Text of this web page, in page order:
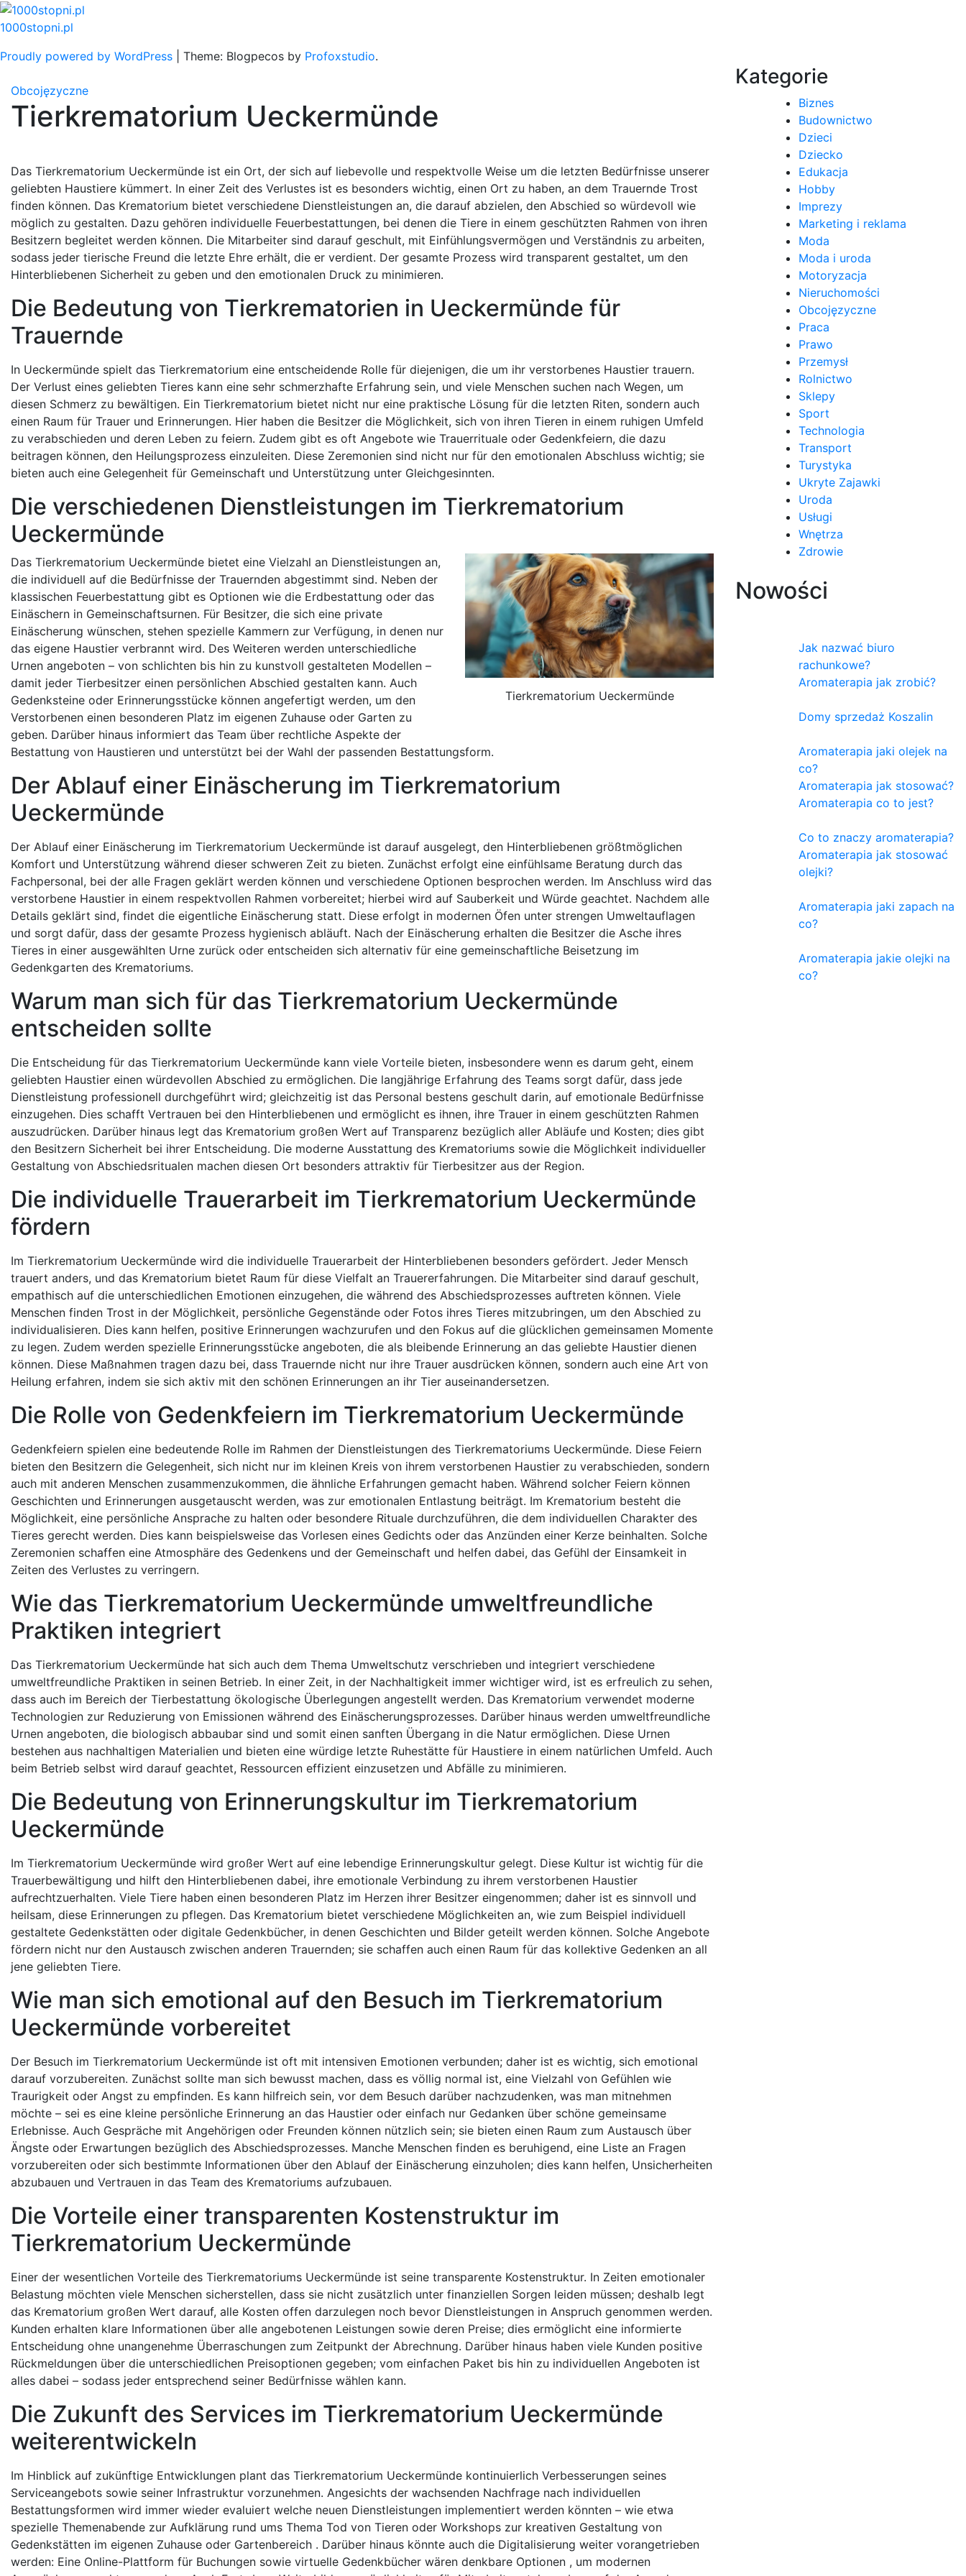
Skip
to
1000stopni.pl
Proudly powered by WordPress
Theme: Blogpecos by Profoxstudio.
Obcojęzyczne
Tierkrematorium Ueckermünde
Das Tierkrematorium Ueckermünde ist ein Ort, der sich auf liebevolle und respektvolle Weise um die letzten Bedürfnisse unserer
geliebten Haustiere kümmert. In einer Zeit des Verlustes ist es besonders wichtig, einen Ort zu haben, an dem Trauernde Trost
finden können. Das Krematorium bietet verschiedene Dienstleistungen an, die darauf abzielen, den Abschied so würdevoll wie
möglich zu gestalten. Dazu gehören individuelle Feuerbestattungen, bei denen die Tiere in einem geschützten Rahmen von ihren
Besitzern begleitet werden können. Die Mitarbeiter sind darauf geschult, mit Einfühlungsvermögen und Verständnis zu arbeiten,
sodass jeder tierische Freund die letzte Ehre erhält, die er verdient. Der gesamte Prozess wird transparent gestaltet, um den
Hinterbliebenen Sicherheit zu geben und den emotionalen Druck zu minimieren.
Die Bedeutung von Tierkrematorien in Ueckermünde für
Trauernde
In Ueckermünde spielt das Tierkrematorium eine entscheidende Rolle für diejenigen, die um ihr verstorbenes Haustier trauern.
Der Verlust eines geliebten Tieres kann eine sehr schmerzhafte Erfahrung sein, und viele Menschen suchen nach Wegen, um
diesen Schmerz zu bewältigen. Ein Tierkrematorium bietet nicht nur eine praktische Lösung für die letzten Riten, sondern auch
einen Raum für Trauer und Erinnerungen. Hier haben die Besitzer die Möglichkeit, sich von ihren Tieren in einem ruhigen Umfeld
zu verabschieden und deren Leben zu feiern. Zudem gibt es oft Angebote wie Trauerrituale oder Gedenkfeiern, die dazu
beitragen können, den Heilungsprozess einzuleiten. Diese Zeremonien sind nicht nur für den emotionalen Abschluss wichtig; sie
bieten auch eine Gelegenheit für Gemeinschaft und Unterstützung unter Gleichgesinnten.
Die verschiedenen Dienstleistungen im Tierkrematorium
Ueckermünde
Tierkrematorium Ueckermünde
Das Tierkrematorium Ueckermünde bietet eine Vielzahl an Dienstleistungen an,
die individuell auf die Bedürfnisse der Trauernden abgestimmt sind. Neben der
klassischen Feuerbestattung gibt es Optionen wie die Erdbestattung oder das
Einäschern in Gemeinschaftsurnen. Für Besitzer, die sich eine private
Einäscherung wünschen, stehen spezielle Kammern zur Verfügung, in denen nur
das eigene Haustier verbrannt wird. Des Weiteren werden unterschiedliche
Urnen angeboten – von schlichten bis hin zu kunstvoll gestalteten Modellen –
damit jeder Tierbesitzer einen persönlichen Abschied gestalten kann. Auch
Gedenksteine oder Erinnerungsstücke können angefertigt werden, um den
Verstorbenen einen besonderen Platz im eigenen Zuhause oder Garten zu
geben. Darüber hinaus informiert das Team über rechtliche Aspekte der
Bestattung von Haustieren und unterstützt bei der Wahl der passenden Bestattungsform.
Der Ablauf einer Einäscherung im Tierkrematorium
Ueckermünde
Der Ablauf einer Einäscherung im Tierkrematorium Ueckermünde ist darauf ausgelegt, den Hinterbliebenen größtmöglichen
Komfort und Unterstützung während dieser schweren Zeit zu bieten. Zunächst erfolgt eine einfühlsame Beratung durch das
Fachpersonal, bei der alle Fragen geklärt werden können und verschiedene Optionen besprochen werden. Im Anschluss wird das
verstorbene Haustier in einem respektvollen Rahmen vorbereitet; hierbei wird auf Sauberkeit und Würde geachtet. Nachdem alle
Details geklärt sind, findet die eigentliche Einäscherung statt. Diese erfolgt in modernen Öfen unter strengen Umweltauflagen
und sorgt dafür, dass der gesamte Prozess hygienisch abläuft. Nach der Einäscherung erhalten die Besitzer die Asche ihres
Tieres in einer ausgewählten Urne zurück oder entscheiden sich alternativ für eine gemeinschaftliche Beisetzung im
Gedenkgarten des Krematoriums.
Warum man sich für das Tierkrematorium Ueckermünde
entscheiden sollte
Die Entscheidung für das Tierkrematorium Ueckermünde kann viele Vorteile bieten, insbesondere wenn es darum geht, einem
geliebten Haustier einen würdevollen Abschied zu ermöglichen. Die langjährige Erfahrung des Teams sorgt dafür, dass jede
Dienstleistung professionell durchgeführt wird; gleichzeitig ist das Personal bestens geschult darin, auf emotionale Bedürfnisse
einzugehen. Dies schafft Vertrauen bei den Hinterbliebenen und ermöglicht es ihnen, ihre Trauer in einem geschützten Rahmen
auszudrücken. Darüber hinaus legt das Krematorium großen Wert auf Transparenz bezüglich aller Abläufe und Kosten; dies gibt
den Besitzern Sicherheit bei ihrer Entscheidung. Die moderne Ausstattung des Krematoriums sowie die Möglichkeit individueller
Gestaltung von Abschiedsritualen machen diesen Ort besonders attraktiv für Tierbesitzer aus der Region.
Die individuelle Trauerarbeit im Tierkrematorium Ueckermünde
fördern
Im Tierkrematorium Ueckermünde wird die individuelle Trauerarbeit der Hinterbliebenen besonders gefördert. Jeder Mensch
trauert anders, und das Krematorium bietet Raum für diese Vielfalt an Trauererfahrungen. Die Mitarbeiter sind darauf geschult,
empathisch auf die unterschiedlichen Emotionen einzugehen, die während des Abschiedsprozesses auftreten können. Viele
Menschen finden Trost in der Möglichkeit, persönliche Gegenstände oder Fotos ihres Tieres mitzubringen, um den Abschied zu
individualisieren. Dies kann helfen, positive Erinnerungen wachzurufen und den Fokus auf die glücklichen gemeinsamen Momente
zu legen. Zudem werden spezielle Erinnerungsstücke angeboten, die als bleibende Erinnerung an das geliebte Haustier dienen
können. Diese Maßnahmen tragen dazu bei, dass Trauernde nicht nur ihre Trauer ausdrücken können, sondern auch eine Art von
Heilung erfahren, indem sie sich aktiv mit den schönen Erinnerungen an ihr Tier auseinandersetzen.
Die Rolle von Gedenkfeiern im Tierkrematorium Ueckermünde
Gedenkfeiern spielen eine bedeutende Rolle im Rahmen der Dienstleistungen des Tierkrematoriums Ueckermünde. Diese Feiern
bieten den Besitzern die Gelegenheit, sich nicht nur im kleinen Kreis von ihrem verstorbenen Haustier zu verabschieden, sondern
auch mit anderen Menschen zusammenzukommen, die ähnliche Erfahrungen gemacht haben. Während solcher Feiern können
Geschichten und Erinnerungen ausgetauscht werden, was zur emotionalen Entlastung beiträgt. Im Krematorium besteht die
Möglichkeit, eine persönliche Ansprache zu halten oder besondere Rituale durchzuführen, die dem individuellen Charakter des
Tieres gerecht werden. Dies kann beispielsweise das Vorlesen eines Gedichts oder das Anzünden einer Kerze beinhalten. Solche
Zeremonien schaffen eine Atmosphäre des Gedenkens und der Gemeinschaft und helfen dabei, das Gefühl der Einsamkeit in
Zeiten des Verlustes zu verringern.
Wie das Tierkrematorium Ueckermünde umweltfreundliche
Praktiken integriert
Das Tierkrematorium Ueckermünde hat sich auch dem Thema Umweltschutz verschrieben und integriert verschiedene
umweltfreundliche Praktiken in seinen Betrieb. In einer Zeit, in der Nachhaltigkeit immer wichtiger wird, ist es erfreulich zu sehen,
dass auch im Bereich der Tierbestattung ökologische Überlegungen angestellt werden. Das Krematorium verwendet moderne
Technologien zur Reduzierung von Emissionen während des Einäscherungsprozesses. Darüber hinaus werden umweltfreundliche
Urnen angeboten, die biologisch abbaubar sind und somit einen sanften Übergang in die Natur ermöglichen. Diese Urnen
bestehen aus nachhaltigen Materialien und bieten eine würdige letzte Ruhestätte für Haustiere in einem natürlichen Umfeld. Auch
beim Betrieb selbst wird darauf geachtet, Ressourcen effizient einzusetzen und Abfälle zu minimieren.
Die Bedeutung von Erinnerungskultur im Tierkrematorium
Ueckermünde
Im Tierkrematorium Ueckermünde wird großer Wert auf eine lebendige Erinnerungskultur gelegt. Diese Kultur ist wichtig für die
Trauerbewältigung und hilft den Hinterbliebenen dabei, ihre emotionale Verbindung zu ihrem verstorbenen Haustier
aufrechtzuerhalten. Viele Tiere haben einen besonderen Platz im Herzen ihrer Besitzer eingenommen; daher ist es sinnvoll und
heilsam, diese Erinnerungen zu pflegen. Das Krematorium bietet verschiedene Möglichkeiten an, wie zum Beispiel individuell
gestaltete Gedenkstätten oder digitale Gedenkbücher, in denen Geschichten und Bilder geteilt werden können. Solche Angebote
fördern nicht nur den Austausch zwischen anderen Trauernden; sie schaffen auch einen Raum für das kollektive Gedenken an all
jene geliebten Tiere.
Wie man sich emotional auf den Besuch im Tierkrematorium
Ueckermünde vorbereitet
Der Besuch im Tierkrematorium Ueckermünde ist oft mit intensiven Emotionen verbunden; daher ist es wichtig, sich emotional
darauf vorzubereiten. Zunächst sollte man sich bewusst machen, dass es völlig normal ist, eine Vielzahl von Gefühlen wie
Traurigkeit oder Angst zu empfinden. Es kann hilfreich sein, vor dem Besuch darüber nachzudenken, was man mitnehmen
möchte – sei es eine kleine persönliche Erinnerung an das Haustier oder einfach nur Gedanken über schöne gemeinsame
Erlebnisse. Auch Gespräche mit Angehörigen oder Freunden können nützlich sein; sie bieten einen Raum zum Austausch über
Ängste oder Erwartungen bezüglich des Abschiedsprozesses. Manche Menschen finden es beruhigend, eine Liste an Fragen
vorzubereiten oder sich bestimmte Informationen über den Ablauf der Einäscherung einzuholen; dies kann helfen, Unsicherheiten
abzubauen und Vertrauen in das Team des Krematoriums aufzubauen.
Die Vorteile einer transparenten Kostenstruktur im
Tierkrematorium Ueckermünde
Einer der wesentlichen Vorteile des Tierkrematoriums Ueckermünde ist seine transparente Kostenstruktur. In Zeiten emotionaler
Belastung möchten viele Menschen sicherstellen, dass sie nicht zusätzlich unter finanziellen Sorgen leiden müssen; deshalb legt
das Krematorium großen Wert darauf, alle Kosten offen darzulegen noch bevor Dienstleistungen in Anspruch genommen werden.
Kunden erhalten klare Informationen über alle angebotenen Leistungen sowie deren Preise; dies ermöglicht eine informierte
Entscheidung ohne unangenehme Überraschungen zum Zeitpunkt der Abrechnung. Darüber hinaus haben viele Kunden positive
Rückmeldungen über die unterschiedlichen Preisoptionen gegeben; vom einfachen Paket bis hin zu individuellen Angeboten ist
alles dabei – sodass jeder entsprechend seiner Bedürfnisse wählen kann.
Die Zukunft des Services im Tierkrematorium Ueckermünde
weiterentwickeln
Im Hinblick auf zukünftige Entwicklungen plant das Tierkrematorium Ueckermünde kontinuierlich Verbesserungen seines
Serviceangebots sowie seiner Infrastruktur vorzunehmen. Angesichts der wachsenden Nachfrage nach individuellen
Bestattungsformen wird immer wieder evaluiert welche neuen Dienstleistungen implementiert werden könnten – wie etwa
spezielle Themenabende zur Aufklärung rund ums Thema Tod von Tieren oder Workshops zur kreativen Gestaltung von
Gedenkstätten im eigenen Zuhause oder Gartenbereich . Darüber hinaus könnte auch die Digitalisierung weiter vorangetrieben
werden: Eine Online-Plattform für Buchungen sowie virtuelle Gedenkbücher wären denkbare Optionen , um modernen
Kategorie
Biznes
Budownictwo
Dzieci
Dziecko
Edukacja
Hobby
Imprezy
Marketing i reklama
Moda
Moda i uroda
Motoryzacja
Nieruchomości
Obcojęzyczne
Praca
Prawo
Przemysł
Rolnictwo
Sklepy
Sport
Technologia
Transport
Turystyka
Ukryte Zajawki
Uroda
Usługi
Wnętrza
Zdrowie
Nowości
Jak nazwać biuro
rachunkowe?
Aromaterapia jak zrobić?
Domy sprzedaż Koszalin
Aromaterapia jaki olejek na
co?
Aromaterapia jak stosować?
Aromaterapia co to jest?
Co to znaczy aromaterapia?
Aromaterapia jak stosować
olejki?
Aromaterapia jaki zapach na
co?
Aromaterapia jakie olejki na
co?